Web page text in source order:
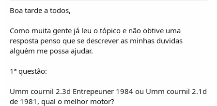
Boa tarde a todos,
Como muita gente já leu o tópico e não obtive uma
resposta penso que se descrever as minhas duvidas
alguém me possa ajudar.
1ª questão:
Umm cournil 2.3d Entrepeuner 1984 ou Umm cournil 2.1d
de 1981, qual o melhor motor?